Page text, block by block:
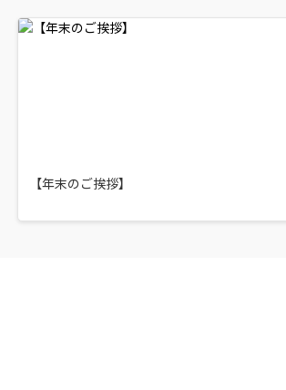
【年末のご挨拶】